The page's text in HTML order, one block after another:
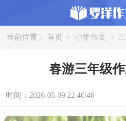
当前位置： 首页 > 小学作文 >
春游三年级
时间：2026-05-09 22:40:46